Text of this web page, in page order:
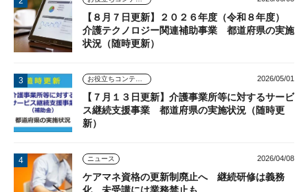
【８月７日更新】２０２６年度（令和８年度）
介護テクノロジー関連補助事業 都道府県の実施
状況（随時更新）
2026/05/01
【７月１３日更新】介護事業所等に対するサービ
ス継続支援事業 都道府県の実施状況（随時更
新）
ニュース 2026/04/08
ケアマネ資格の更新制廃止へ 継続研修は義務